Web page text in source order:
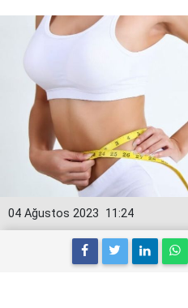
11:24
04 Ağustos 2023